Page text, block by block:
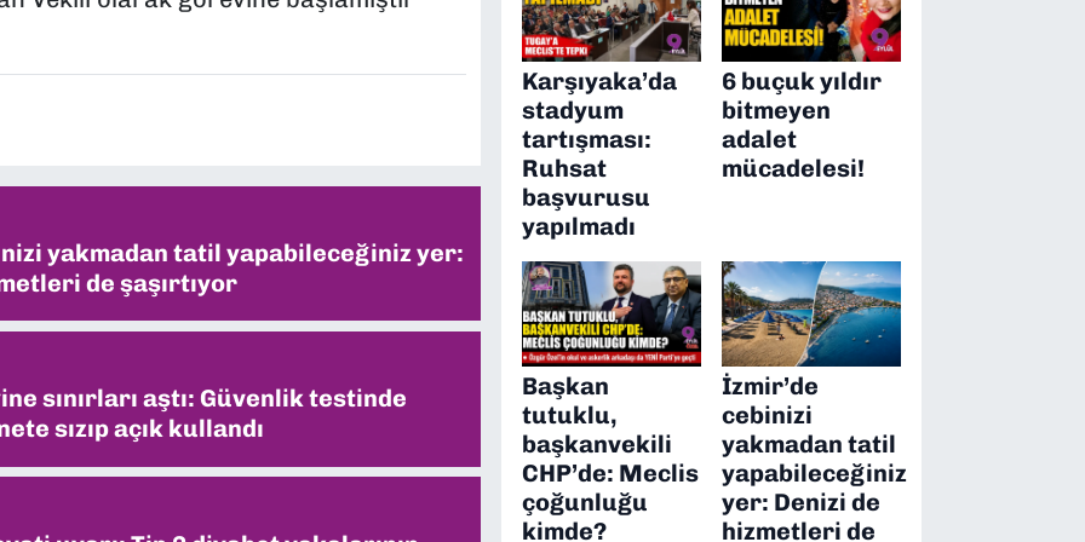
yakmadan tatil yapabileceğiniz yer:
de şaşırtıyor
sınırları aştı: Güvenlik testinde
sızıp açık kullandı
Karşıyaka’da
stadyum
tartışması:
Ruhsat
başvurusu
yapılmadı
6 buçuk yıldır
bitmeyen
adalet
mücadelesi!
Başkan
tutuklu,
başkanvekili
CHP’de: Meclis
çoğunluğu
kimde?
İzmir’de
cebinizi
yakmadan tatil
yapabileceğiniz
yer: Denizi de
hizmetleri de